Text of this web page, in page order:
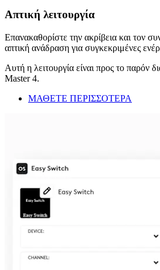
Απτική λειτουργία
Επανακαθορίστε την ακρίβεια και τον
απτική ανάδραση για συγκεκριμένες
Αυτή η λειτουργία είναι προς το παρόν
Master 4.
ΜΑΘΕΤΕ ΠΕΡΙΣΣΟΤΕΡΑ